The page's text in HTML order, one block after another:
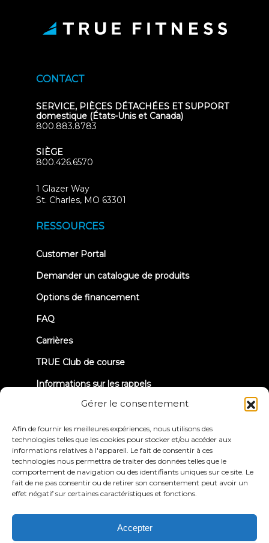
Gérer le consentement
Afin de fournir les meilleures expériences, nous utilisons des
technologies telles que les cookies pour stocker et/ou accéder aux
informations relatives à l'appareil. Le fait de consentir à ces
technologies nous permettra de traiter des données telles que le
comportement de navigation ou des identifiants uniques sur ce site. Le
fait de ne pas consentir ou de retirer son consentement peut avoir un
effet négatif sur certaines caractéristiques et fonctions.
Accepter
CONTACT
SERVICE, PIÈCES DÉTACHÉES ET SUPPORT
domestique (États-Unis et Canada)
800.883.8783
SIÈGE
800.426.6570
1 Glazer Way
St. Charles, MO 63301
RESSOURCES
Customer Portal(opens
new
Demander un catalogue de produits
Options de financement
FAQ
Carrières
TRUE Club de course
Informations sur les rappels
© 2026 True Fitness. All Rights Reserved
confidentialité
d'utilisation
Déclaration d'accessibilité